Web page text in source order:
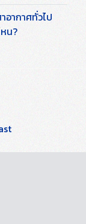
อากาศทั่วไป
น?